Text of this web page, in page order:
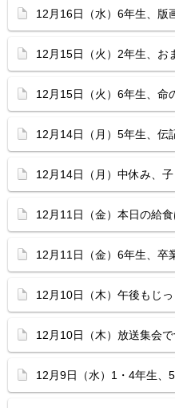
12月16日（水）6年生、版
12月15日（火）2年生、お
12月15日（火）6年生、命
12月14日（月）5年生、伝
12月14日（月）中休み、
12月11日（金）本日の給
12月11日（金）6年生、卒
12月10日（木）午後もじ
12月10日（木）放送集会
12月9日（水）1・4年生、